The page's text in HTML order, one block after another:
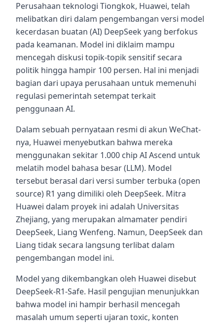
Perusahaan teknologi Tiongkok, Huawei, telah
melibatkan diri dalam pengembangan versi model
kecerdasan buatan (AI) DeepSeek yang berfokus
pada keamanan. Model ini diklaim mampu
mencegah diskusi topik-topik sensitif secara
politik hingga hampir 100 persen. Hal ini menjadi
bagian dari upaya perusahaan untuk memenuhi
regulasi pemerintah setempat terkait
penggunaan AI.
Dalam sebuah pernyataan resmi di akun WeChat-
nya, Huawei menyebutkan bahwa mereka
menggunakan sekitar 1.000 chip AI Ascend untuk
melatih model bahasa besar (LLM). Model
tersebut berasal dari versi sumber terbuka (open
source) R1 yang dimiliki oleh DeepSeek. Mitra
Huawei dalam proyek ini adalah Universitas
Zhejiang, yang merupakan almamater pendiri
DeepSeek, Liang Wenfeng. Namun, DeepSeek dan
Liang tidak secara langsung terlibat dalam
pengembangan model ini.
Model yang dikembangkan oleh Huawei disebut
DeepSeek-R1-Safe. Hasil pengujian menunjukkan
bahwa model ini hampir berhasil mencegah
masalah umum seperti ujaran toxic, konten